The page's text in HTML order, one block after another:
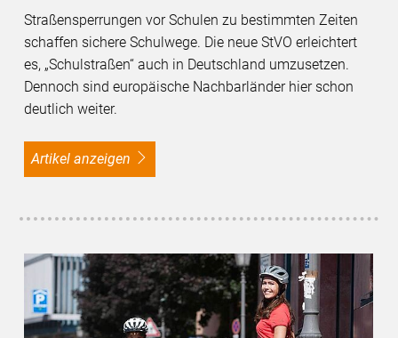
Straßensperrungen vor Schulen zu bestimmten Zeiten
schaffen sichere Schulwege. Die neue StVO erleichtert
es, „Schulstraßen“ auch in Deutschland umzusetzen.
Dennoch sind europäische Nachbarländer hier schon
deutlich weiter.
Artikel anzeigen